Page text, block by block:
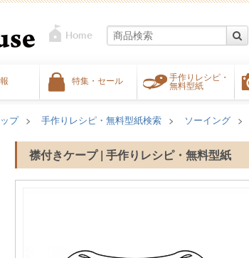
特集・セール
手作りレシピ・
無料型紙
プ 手作りレシピ・無料型紙検索 ソーイング
襟付きケープ | 手作りレシピ・無料型紙